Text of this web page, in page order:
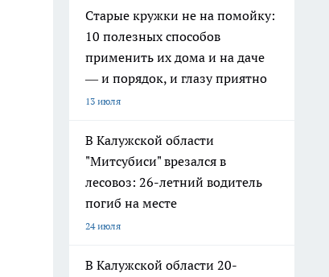
Старые кружки не на помойку:
10 полезных способов
применить их дома и на даче
— и порядок, и глазу приятно
13 июля
В Калужской области
"Митсубиси" врезался в
лесовоз: 26-летний водитель
погиб на месте
24 июля
В Калужской области 20-